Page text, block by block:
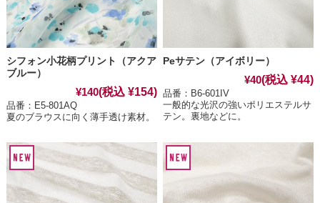
シフォン小花柄プリント（アクア
ブルー）
¥140(税込 ¥154)
品番：E5-801AQ
夏のブラウスに向く薄手透け素材。
Peサテン（アイボリー）
¥40(税込 ¥44)
品番：B6-601IV
一般的な光沢の強いポリエステルサ
テン。裏地などに。